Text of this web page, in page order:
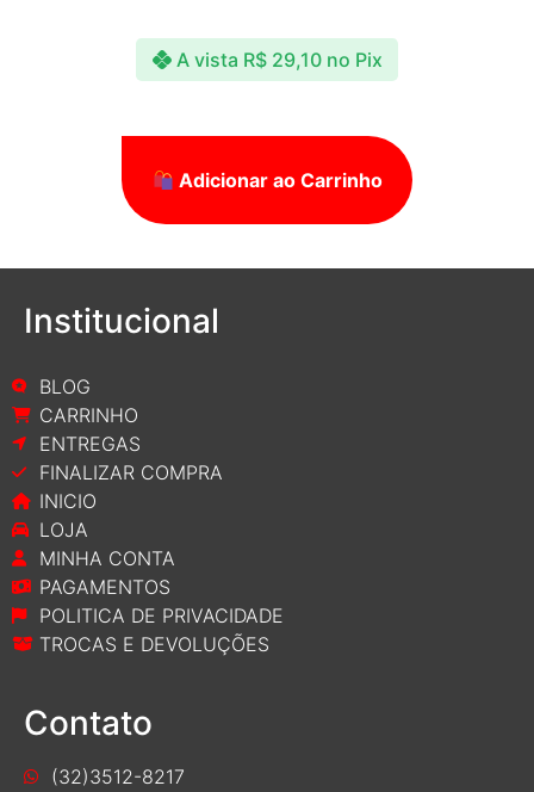
A vista R$29,10 no Pix
Adicionar ao Carrinho
Institucional
BLOG
CARRINHO
ENTREGAS
FINALIZAR COMPRA
INICIO
LOJA
MINHA CONTA
PAGAMENTOS
POLITICA DE PRIVACIDADE
TROCAS E DEVOLUÇÕES
Contato
(32)3512-8217